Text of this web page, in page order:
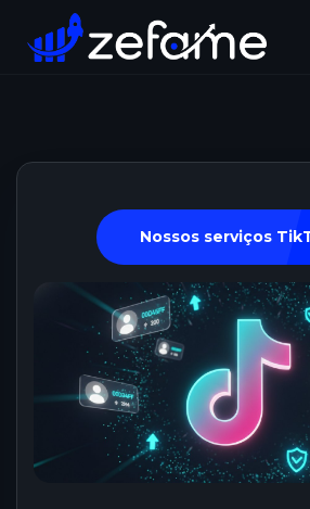
Nossos serviços